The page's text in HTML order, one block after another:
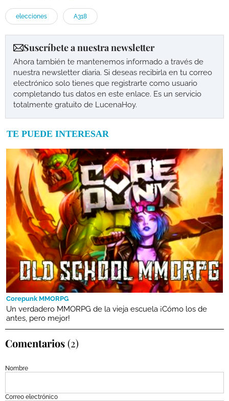
elecciones A318
Suscríbete a nuestra newsletter
Ahora también te mantenemos informado a través de
nuestra newsletter diaria. Si deseas recibirla en tu correo
electrónico solo tienes que registrarte como usuario
completando tus datos en este enlace. Es un servicio
totalmente gratuito de LucenaHoy.
TE PUEDE INTERESAR
Corepunk MMORPG
Un verdadero MMORPG de la vieja escuela ¡Cómo los de
antes, pero mejor!
Comentarios(2)
Nombre
Correo electrónico